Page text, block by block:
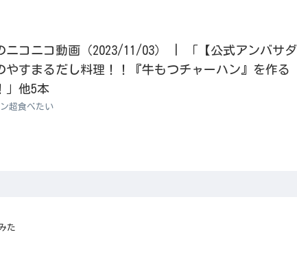
ニコニコ動画（2023/11/03） | 「【公式アンバサダ
やすまるだし料理！！『牛もつチャーハン』を作る
」他5本
超食べたい
た